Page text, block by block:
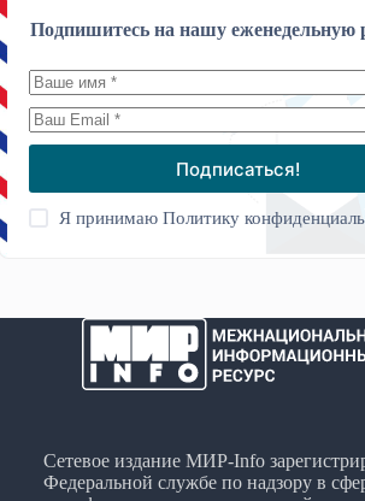
Подпишитесь на нашу еженедельную
Подписаться!
Я принимаюПолитику
Сетевое издание МИР-Info
Федеральной службе по надзору в